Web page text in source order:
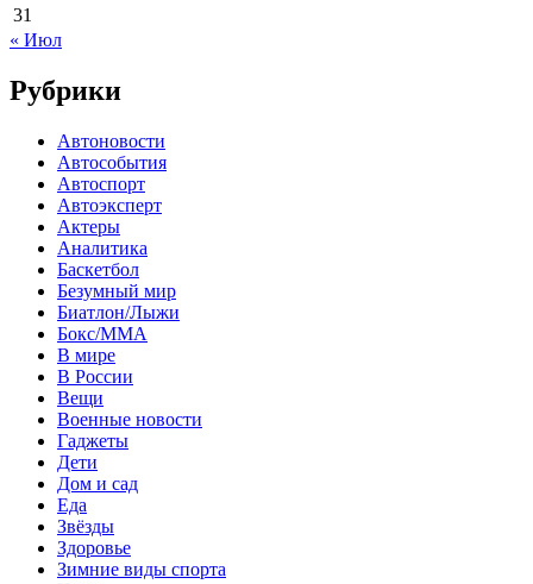
31
« Июл
Рубрики
Автоновости
Автособытия
Автоспорт
Автоэксперт
Актеры
Аналитика
Баскетбол
Безумный мир
Биатлон/Лыжи
Бокс/MMA
В мире
В России
Вещи
Военные новости
Гаджеты
Дети
Дом и сад
Еда
Звёзды
Здоровье
Зимние виды спорта